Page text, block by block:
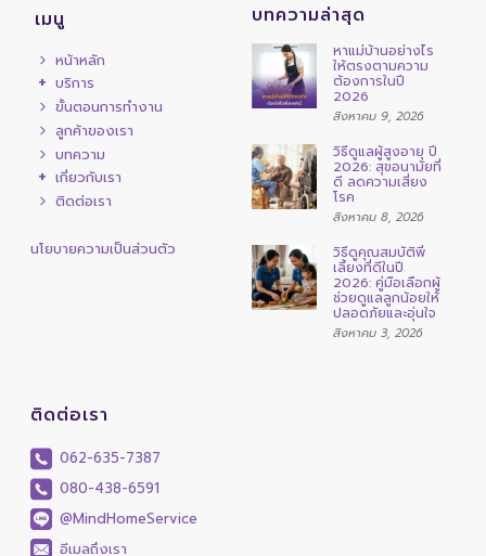
เมนู
หน้าหลัก
บริการ
ขั้นตอนการทำงาน
ลูกค้าของเรา
บทความ
เกี่ยวกับเรา
ติดต่อเรา
นโยบายความเป็นส่วนตัว
บทความล่าสุด
หาแม่บ้านอย่างไร
ให้ตรงตามความ
ต้องการในปี
2026
สิงหาคม 9, 2026
วิธีดูแลผู้สูงอายุ ปี
2026: สุขอนามัยที่
ดี ลดความเสี่ยง
โรค
สิงหาคม 8, 2026
วิธีดูคุณสมบัติพี่
เลี้ยงที่ดีในปี
2026: คู่มือเลือกผู้
ช่วยดูแลลูกน้อยให้
ปลอดภัยและอุ่นใจ
สิงหาคม 3, 2026
ติดต่อเรา
062-635-7387
080-438-6591
@MindHomeService
อีเมลถึงเรา